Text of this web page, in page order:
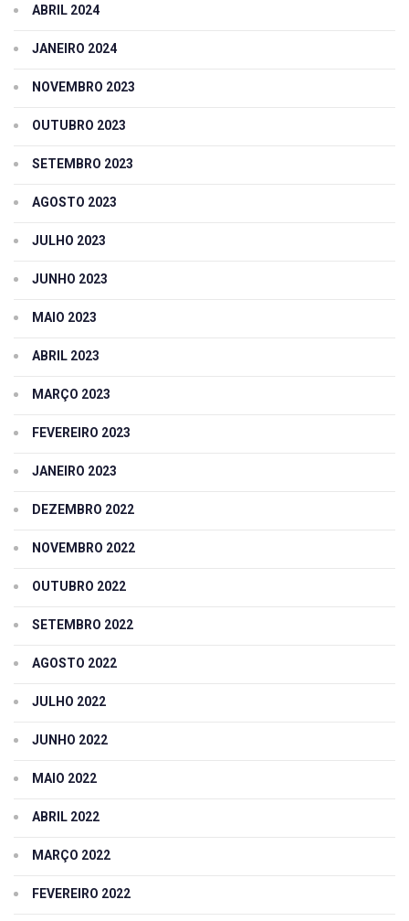
ABRIL 2024
JANEIRO 2024
NOVEMBRO 2023
OUTUBRO 2023
SETEMBRO 2023
AGOSTO 2023
JULHO 2023
JUNHO 2023
MAIO 2023
ABRIL 2023
MARÇO 2023
FEVEREIRO 2023
JANEIRO 2023
DEZEMBRO 2022
NOVEMBRO 2022
OUTUBRO 2022
SETEMBRO 2022
AGOSTO 2022
JULHO 2022
JUNHO 2022
MAIO 2022
ABRIL 2022
MARÇO 2022
FEVEREIRO 2022